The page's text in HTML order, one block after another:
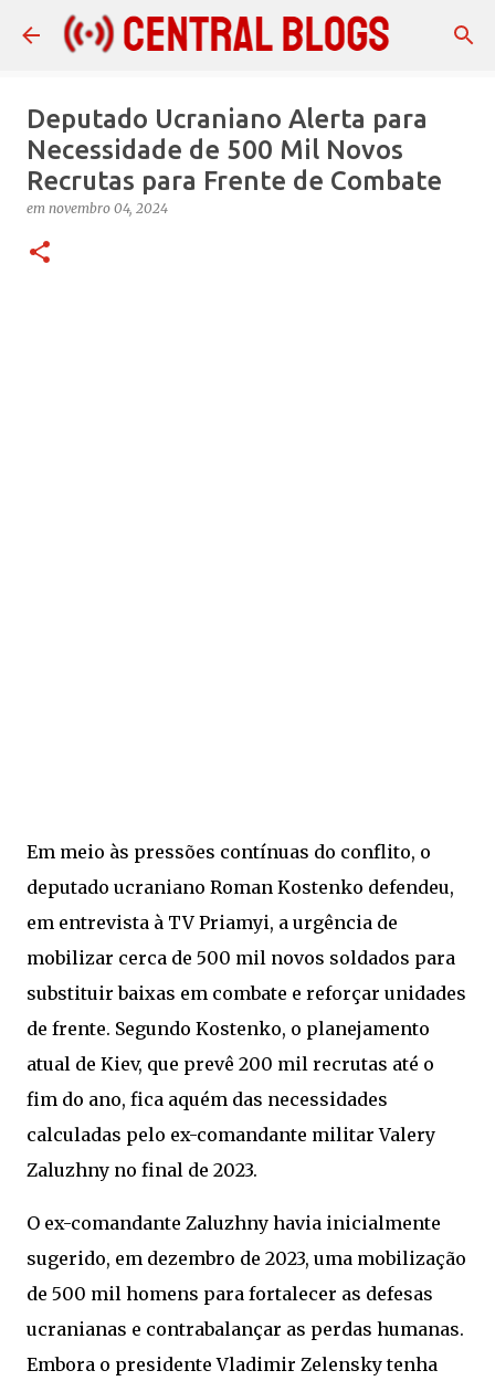
Pular para o conteúdo principal
Deputado Ucraniano Alerta para
Necessidade de 500 Mil Novos
Recrutas para Frente de Combate
em novembro 04, 2024
Em meio às pressões contínuas do conflito, o
deputado ucraniano Roman Kostenko defendeu,
em entrevista à TV Priamyi, a urgência de
mobilizar cerca de 500 mil novos soldados para
substituir baixas em combate e reforçar unidades
de frente. Segundo Kostenko, o planejamento
atual de Kiev, que prevê 200 mil recrutas até o
fim do ano, fica aquém das necessidades
calculadas pelo ex-comandante militar Valery
Zaluzhny no final de 2023.
O ex-comandante Zaluzhny havia inicialmente
sugerido, em dezembro de 2023, uma mobilização
de 500 mil homens para fortalecer as defesas
ucranianas e contrabalançar as perdas humanas.
Embora o presidente Vladimir Zelensky tenha